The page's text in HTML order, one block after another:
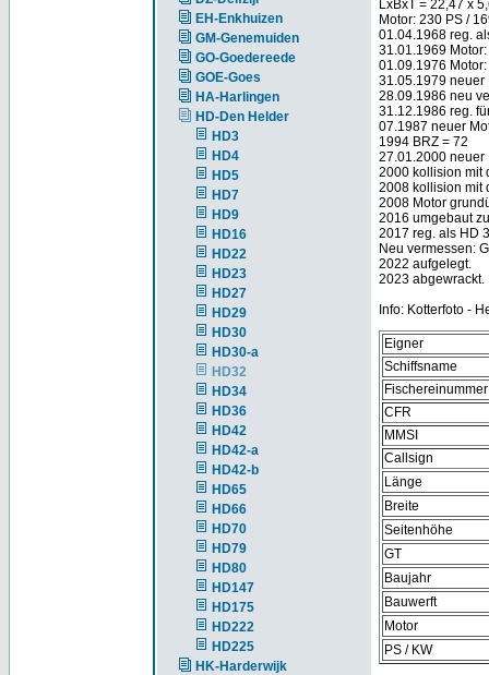
EH-Enkhuizen
GM-Genemuiden
GO-Goedereede
GOE-Goes
HA-Harlingen
HD-Den Helder
HD3
HD4
HD5
HD7
HD9
HD16
HD22
HD23
HD27
HD29
HD30
HD30-a
HD32
HD34
HD36
HD42
HD42-a
HD42-b
HD65
HD66
HD70
HD79
HD80
HD147
HD175
HD222
HD225
HK-Harderwijk
LxBxT = 22,47 x
Motor: 230 PS /
01.04.1968 reg.
31.01.1969
01.09.1976
31.05.1979 neuer
28.09.1986 neu
31.12.1986 reg.
07.1987 neuer
1994 BRZ = 72
27.01.2000 neuer
2000 kollision mit
2008 kollision mit
2008 Motor
2016 umgebaut
2017 reg. als HD
Neu vermessen:
2022 aufgelegt.
2023 abgewrackt.
Info: Kotterfoto -
Eigner
Schiffsname
Fischereinummer
CFR
MMSI
Callsign
Länge
Breite
Seitenhöhe
GT
Baujahr
Bauwerft
Motor
PS / KW